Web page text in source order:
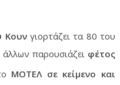
Κουνγιορτάζει τα 80 του
παρουσιάζει φέτος
ΜΟΤΕΛ σε κείμενο και